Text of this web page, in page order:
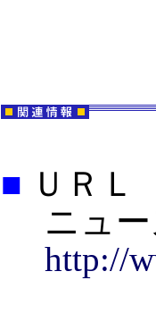
■ ＵＲＬ
ニュー
http://